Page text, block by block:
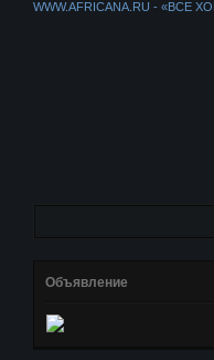
WWW.AFRICANA.RU -
Объявление